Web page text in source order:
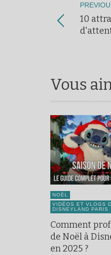
10
Vous
NOËL
VIDÉOS ET VLOGS
DISNEYLAND PARIS
Comment
de Noël à
en 2025 ?